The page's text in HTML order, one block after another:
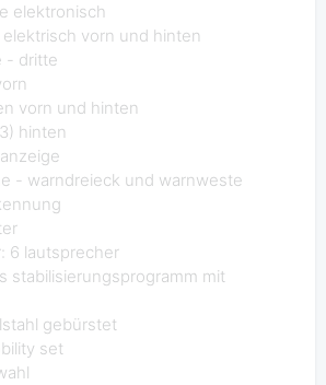
elektronisch
vorn und hinten
- dritte
vorn und hinten
hinten
- warndreieck und warnweste
6 lautsprecher
stabilisierungsprogramm mit
gebürstet
set